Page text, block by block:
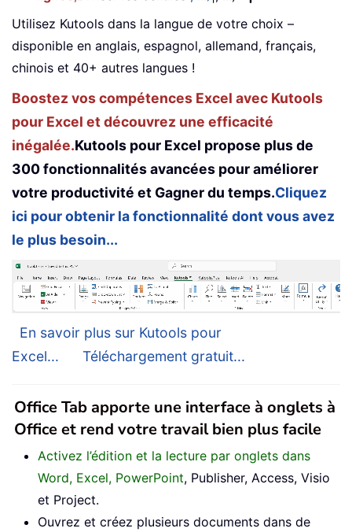
Utilisez Kutools dans la langue de votre choix –
disponible en anglais, espagnol, allemand, français,
chinois et 40+ autres langues !
Boostez vos compétences Excel avec Kutools
pour Excel et découvrez une efficacité
inégalée.Kutools pour Excel propose plus de
300 fonctionnalités avancées pour améliorer
votre productivité et Gagner du temps.Cliquez
ici pour obtenir la fonctionnalité dont vous avez
le plus besoin...
En savoir plus sur Kutools pour
Excel...
Téléchargement gratuit...
Office Tab apporte une interface à onglets à
Office et rend votre travail bien plus facile
Activez l’édition et la lecture par onglets dans
Word, Excel, PowerPoint, Publisher, Access, Visio
et Project.
Ouvrez et créez plusieurs documents dans de